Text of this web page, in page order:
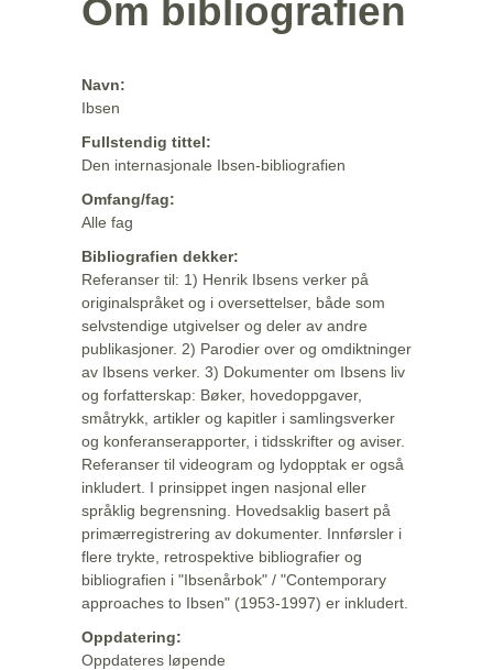
Om bibliografien
Navn:
Ibsen
Fullstendig tittel:
Den internasjonale Ibsen-bibliografien
Omfang/fag:
Alle fag
Bibliografien dekker:
Referanser til: 1) Henrik Ibsens verker på
originalspråket og i oversettelser, både som
selvstendige utgivelser og deler av andre
publikasjoner. 2) Parodier over og omdiktninger
av Ibsens verker. 3) Dokumenter om Ibsens liv
og forfatterskap: Bøker, hovedoppgaver,
småtrykk, artikler og kapitler i samlingsverker
og konferanserapporter, i tidsskrifter og aviser.
Referanser til videogram og lydopptak er også
inkludert. I prinsippet ingen nasjonal eller
språklig begrensning. Hovedsaklig basert på
primærregistrering av dokumenter. Innførsler i
flere trykte, retrospektive bibliografier og
bibliografien i "Ibsenårbok" / "Contemporary
approaches to Ibsen" (1953-1997) er inkludert.
Oppdatering:
Oppdateres løpende